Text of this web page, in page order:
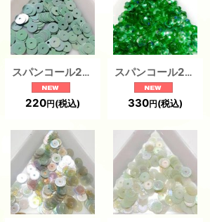
スパンコール2139J 平5mm グリーン1g
220円(税込)
スパンコール2417 プリンセスフラワー5mm グリーン（1g） 5枚花弁
330円(税込)